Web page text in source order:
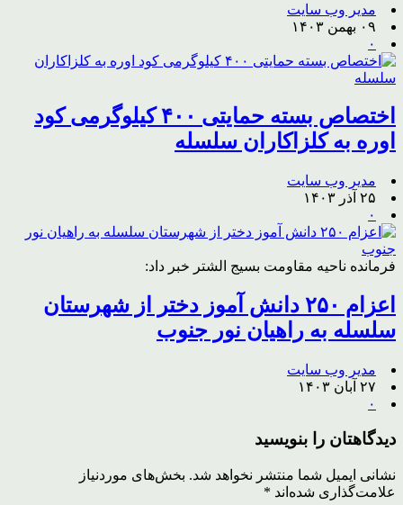
مدیر وب سایت
۰۹ بهمن ۱۴۰۳
۰
اختصاص بسته حمایتی ۴۰۰ کیلوگرمی کود
اوره به کلزاکاران سلسله
مدیر وب سایت
۲۵ آذر ۱۴۰۳
۰
فرمانده ناحیه مقاومت بسیج الشتر خبر داد:
اعزام ۲۵۰ دانش آموز دختر از شهرستان
سلسله به راهیان نور جنوب
مدیر وب سایت
۲۷ آبان ۱۴۰۳
۰
دیدگاهتان را بنویسید
نشانی ایمیل شما منتشر نخواهد شد. بخش‌های موردنیاز
علامت‌گذاری شده‌اند *